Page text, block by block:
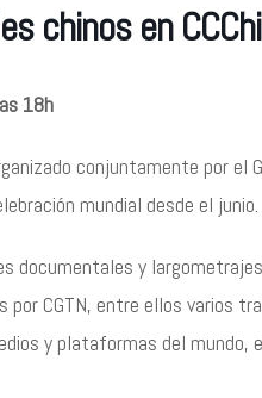
chinos en
18h
conjuntamente por el
mundial desde el junio.
y largometrajes
CGTN, entre ellos varios
y plataformas del mundo,